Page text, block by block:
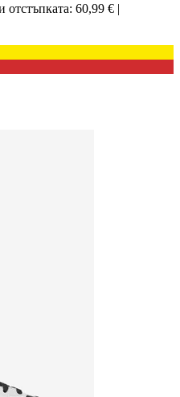
отстъпката: 60,99 € |